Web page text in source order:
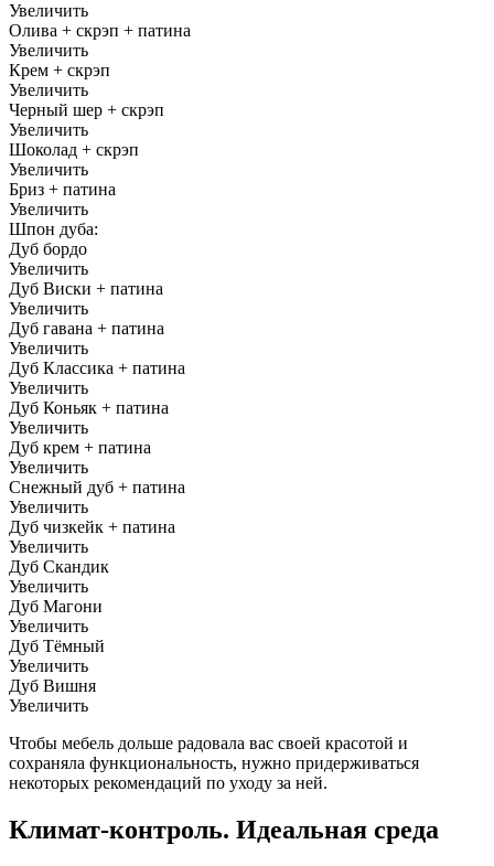
Увеличить
Олива + скрэп + патина
Увеличить
Крем + скрэп
Увеличить
Черный шер + скрэп
Увеличить
Шоколад + скрэп
Увеличить
Бриз + патина
Увеличить
Шпон дуба:
Дуб бордо
Увеличить
Дуб Виски + патина
Увеличить
Дуб гавана + патина
Увеличить
Дуб Классика + патина
Увеличить
Дуб Коньяк + патина
Увеличить
Дуб крем + патина
Увеличить
Снежный дуб + патина
Увеличить
Дуб чизкейк + патина
Увеличить
Дуб Скандик
Увеличить
Дуб Магони
Увеличить
Дуб Тёмный
Увеличить
Дуб Вишня
Увеличить
Чтобы мебель дольше радовала вас своей красотой и
сохраняла функциональность, нужно придерживаться
некоторых рекомендаций по уходу за ней.
Климат-контроль. Идеальная среда